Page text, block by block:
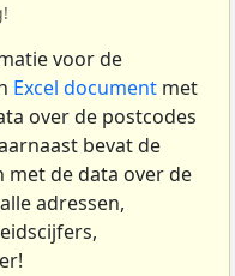
voor de
Excel document met
over de postcodes
bevat de
de data over de
adressen,